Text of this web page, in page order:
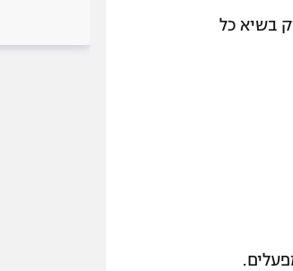
גווארדיולה מחזיק בשיא כל
העונה והגיע ל-30 בכל המפעלים.